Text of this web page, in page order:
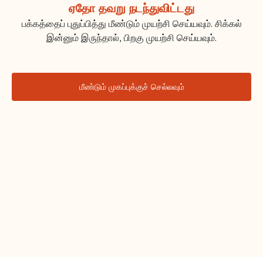
ஏதோ தவறு நடந்துவிட்டது
பக்கத்தைப் புதுப்பித்து மீண்டும் முயற்சி செய்யவும். சிக்கல்
இன்னும் இருந்தால், பிறகு முயற்சி செய்யவும்.
மீண்டும் முகப்புக்குச் செல்லவும்